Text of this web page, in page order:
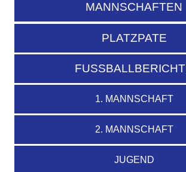
MANNSCHAFTEN
PLATZPATE
FUSSBALLBERICHTE
1. MANNSCHAFT
2. MANNSCHAFT
JUGEND